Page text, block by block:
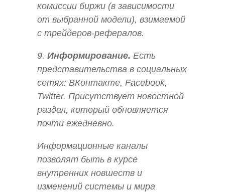
комиссии биржи (в зависимости
от выбранной модели), взимаемой
с трейдеров-рефералов.
9. Информирование. Есть
представительства в социальных
сетях: ВКонтакте, Facebook,
Twitter. Присутствует новостной
раздел, который обновляется
почти ежедневно.
Информационные каналы
позволят быть в курсе
внутренних новшеств и
изменений системы и мира